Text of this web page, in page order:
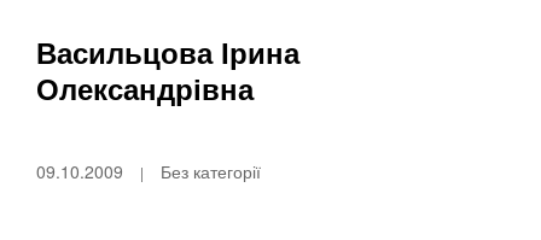
Васильцова Ірина
Олександрівна
09.10.2009 Без категорії